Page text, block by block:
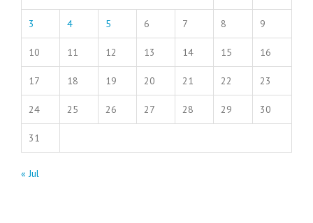
3 4 5 6 7 8 9
10 11 12 13 14 15 16
17 18 19 20 21 22 23
24 25 26 27 28 29 30
31
« Jul